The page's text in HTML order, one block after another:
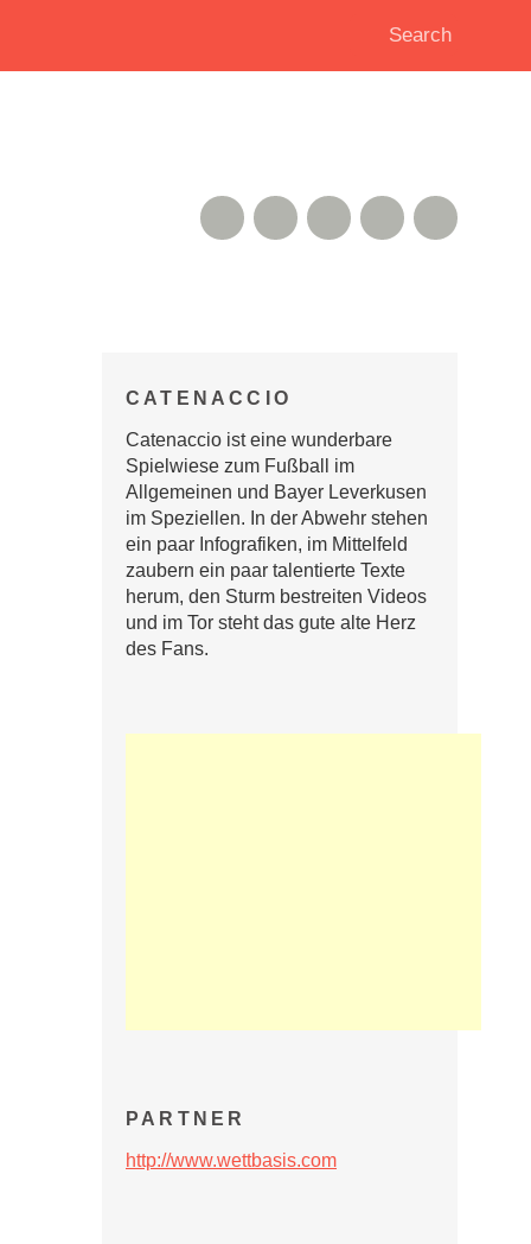
Google+
Instagram
Xing
RSS Feed
CATENACCIO
Catenaccio ist eine wunderbare
Spielwiese zum Fußball im
Allgemeinen und Bayer Leverkusen
im Speziellen. In der Abwehr stehen
ein paar Infografiken, im Mittelfeld
zaubern ein paar talentierte Texte
herum, den Sturm bestreiten Videos
und im Tor steht das gute alte Herz
des Fans.
PARTNER
http://www.wettbasis.com